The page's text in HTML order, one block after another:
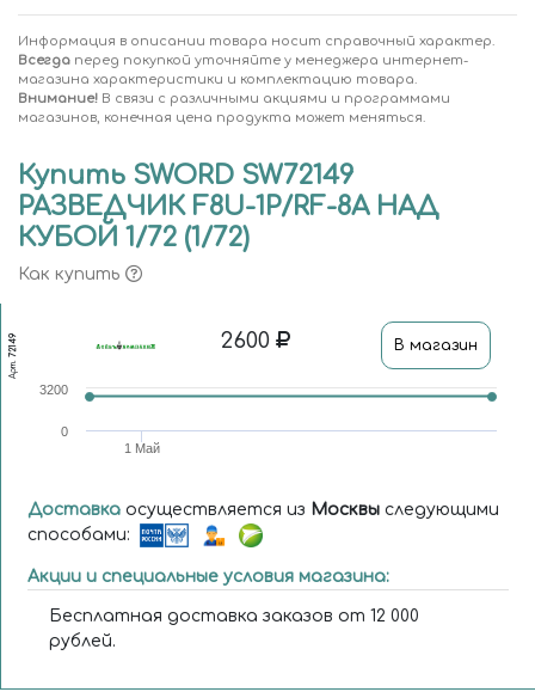
Информация в описании товара носит справочный характер.
Всегда перед покупкой уточняйте у менеджера интернет-
магазина характеристики и комплектацию товара.
Внимание! В связи с различными акциями и программами
магазинов, конечная цена продукта может меняться.
Купить SWORD SW72149
РАЗВЕДЧИК F8U-1P/RF-8A НАД
КУБОЙ 1/72 (1/72)
Как купить
Арт.
72149 2600 В магазин
1 Май
0
3200
Доставка осуществляется из Москвы следующими
способами:
Акции и специальные условия магазина:
Бесплатная доставка заказов от 12 000
рублей.